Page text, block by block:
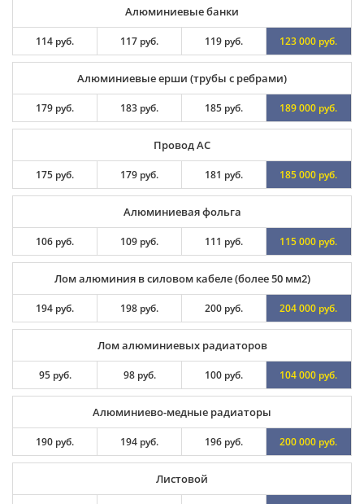
Алюминиевые банки
114 руб. 117 руб. 119 руб. 123 000 руб.
Алюминиевые ерши (трубы с ребрами)
179 руб. 183 руб. 185 руб. 189 000 руб.
Провод АС
175 руб. 179 руб. 181 руб. 185 000 руб.
Алюминиевая фольга
106 руб. 109 руб. 111 руб. 115 000 руб.
Лом алюминия в силовом кабеле (более 50 мм2)
194 руб. 198 руб. 200 руб. 204 000 руб.
Лом алюминиевых радиаторов
95 руб. 98 руб. 100 руб. 104 000 руб.
Алюминиево-медные радиаторы
190 руб. 194 руб. 196 руб. 200 000 руб.
Листовой